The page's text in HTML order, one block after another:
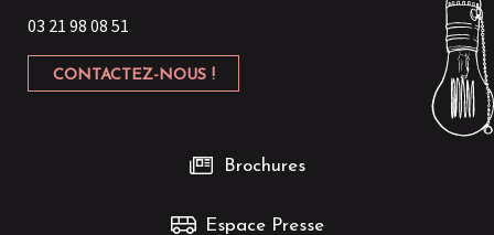
03 21 98 08 51
CONTACTEZ-NOUS !
Brochures
Espace Presse